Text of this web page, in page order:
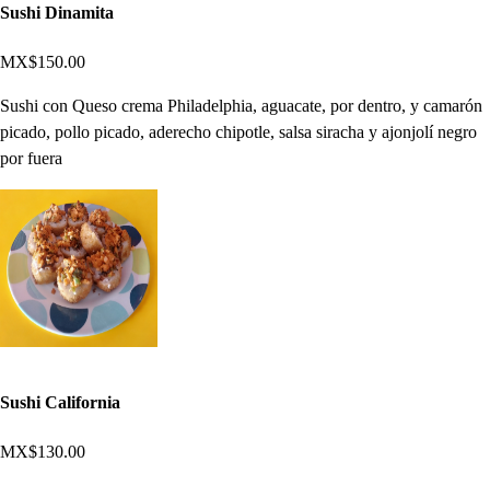
Sushi Dinamita
MX$150.00
Sushi con Queso crema Philadelphia, aguacate, por dentro, y camarón
picado, pollo picado, aderecho chipotle, salsa siracha y ajonjolí negro
por fuera
Sushi California
MX$130.00